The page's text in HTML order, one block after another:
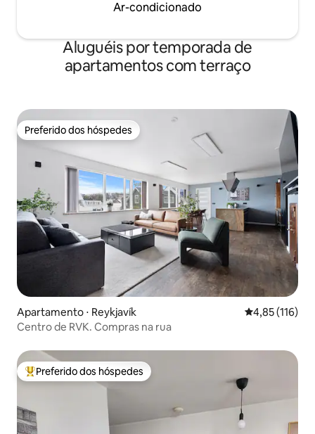
Ar-condicionado
Aluguéis por temporada de
apartamentos com terraço
Preferido dos hóspedes
Preferido dos hóspedes
Apartamento ⋅ Reykjavík 4,85 de uma
4,85 (116)
Centro de RVK. Compras na rua
Entre os melhores preferidos dos hóspedes
Preferido dos hóspedes